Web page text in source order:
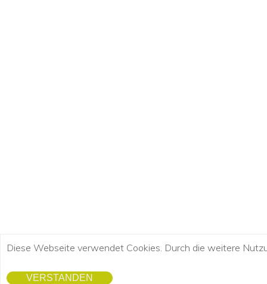
Diese Webseite verwendet Cookies. Durch die weitere
VERSTANDEN